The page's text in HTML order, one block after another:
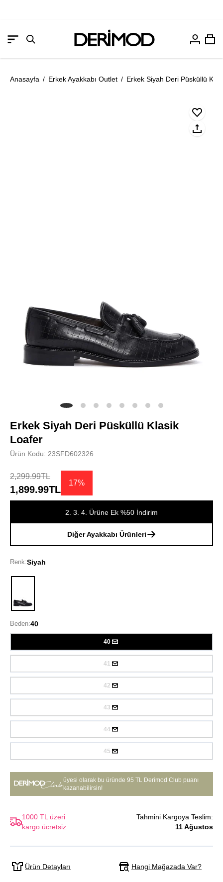
GezinmeArama
Hesabım
Anasayfa / Erkek Ayakkabı Outlet / Erkek Siyah Deri Püsküllü
Erkek Siyah Deri Püsküllü Klasik
Loafer
Ürün Kodu: 23SFD602326
2,299.99TL
1,899.99TL
17%
2. 3. 4. Ürüne Ek %50 İndirim
Diğer Ayakkabı Ürünleri
Renk:Siyah
Siyah
Beden:40
40
41
42
43
44
45
üyesi olarak bu üründe 95 TL Derimod Club puanı
kazanabilirsin!
1000 TL üzeri
kargo ücretsiz
Tahmini Kargoya Teslim:
11 Ağustos
Ürün Detayları Hangi Mağazada Var?